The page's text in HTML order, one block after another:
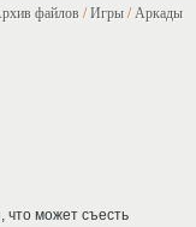
файлов /Игры /Аркады
что может съесть